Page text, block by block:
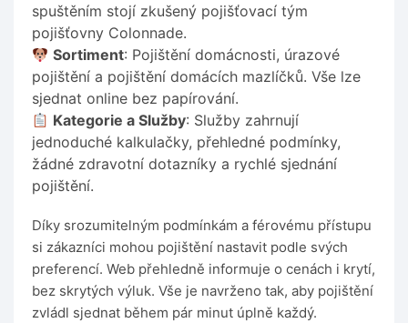
spuštěním stojí zkušený pojišťovací tým
pojišťovny Colonnade.
Sortiment: Pojištění domácnosti, úrazové
pojištění a pojištění domácích mazlíčků. Vše lze
sjednat online bez papírování.
Kategorie a Služby: Služby zahrnují
jednoduché kalkulačky, přehledné podmínky,
žádné zdravotní dotazníky a rychlé sjednání
pojištění.
Díky srozumitelným podmínkám a férovému přístupu
si zákazníci mohou pojištění nastavit podle svých
preferencí. Web přehledně informuje o cenách i krytí,
bez skrytých výluk. Vše je navrženo tak, aby pojištění
zvládl sjednat během pár minut úplně každý.